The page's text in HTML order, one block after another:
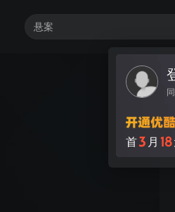
首3 月 18